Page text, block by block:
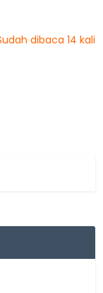
dibaca 14 kali